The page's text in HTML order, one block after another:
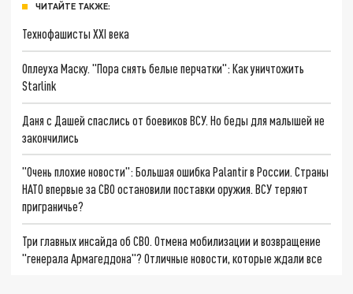
ЧИТАЙТЕ ТАКЖЕ:
Технофашисты XXI века
Оплеуха Маску. "Пора снять белые перчатки": Как уничтожить
Starlink
Даня с Дашей спаслись от боевиков ВСУ. Но беды для малышей не
закончились
"Очень плохие новости": Большая ошибка Palantir в России. Страны
НАТО впервые за СВО остановили поставки оружия. ВСУ теряют
приграничье?
Три главных инсайда об СВО. Отмена мобилизации и возвращение
"генерала Армагеддона"? Отличные новости, которые ждали все